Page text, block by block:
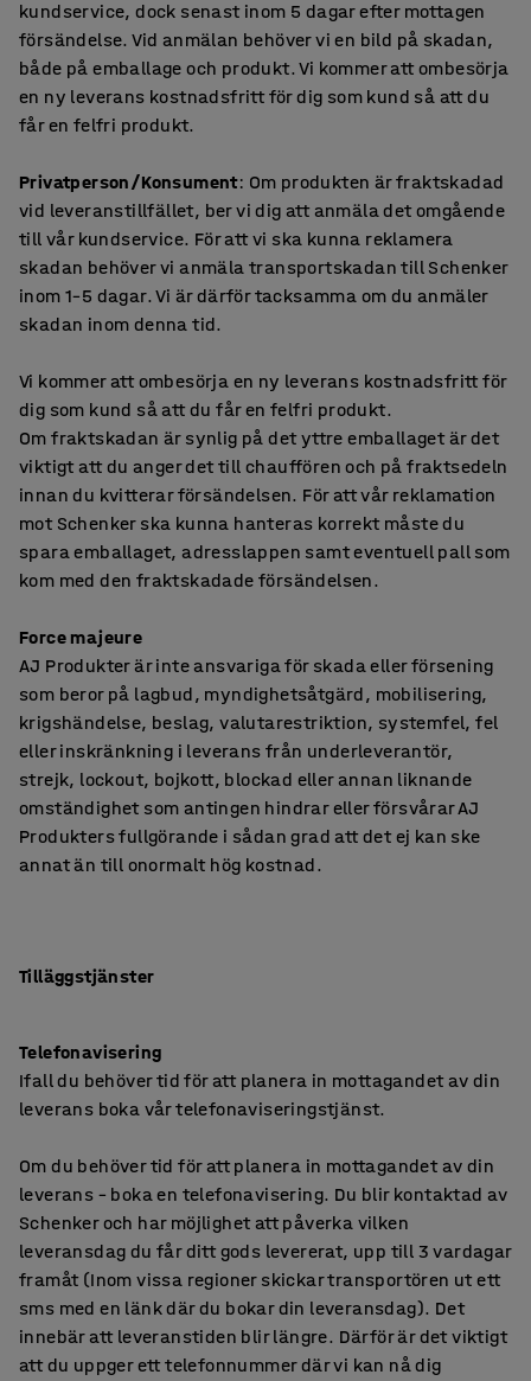
kundservice, dock senast inom 5 dagar efter mottagen
försändelse. Vid anmälan behöver vi en bild på skadan,
både på emballage och produkt. Vi kommer att ombesörja
en ny leverans kostnadsfritt för dig som kund så att du
får en felfri produkt.
Privatperson/Konsument: Om produkten är fraktskadad
vid leveranstillfället, ber vi dig att anmäla det omgående
till vår kundservice. För att vi ska kunna reklamera
skadan behöver vi anmäla transportskadan till Schenker
inom 1–5 dagar. Vi är därför tacksamma om du anmäler
skadan inom denna tid.
Vi kommer att ombesörja en ny leverans kostnadsfritt för
dig som kund så att du får en felfri produkt.
Om fraktskadan är synlig på det yttre emballaget är det
viktigt att du anger det till chauffören och på fraktsedeln
innan du kvitterar försändelsen. För att vår reklamation
mot Schenker ska kunna hanteras korrekt måste du
spara emballaget, adresslappen samt eventuell pall som
kom med den fraktskadade försändelsen.
Force majeure
AJ Produkter är inte ansvariga för skada eller försening
som beror på lagbud, myndighetsåtgärd, mobilisering,
krigshändelse, beslag, valutarestriktion, systemfel, fel
eller inskränkning i leverans från underleverantör,
strejk, lockout, bojkott, blockad eller annan liknande
omständighet som antingen hindrar eller försvårar AJ
Produkters fullgörande i sådan grad att det ej kan ske
annat än till onormalt hög kostnad.
Tilläggstjänster
Telefonavisering
Ifall du behöver tid för att planera in mottagandet av din
leverans boka vår telefonaviseringstjänst.
Om du behöver tid för att planera in mottagandet av din
leverans – boka en telefonavisering. Du blir kontaktad av
Schenker och har möjlighet att påverka vilken
leveransdag du får ditt gods levererat, upp till 3 vardagar
framåt (Inom vissa regioner skickar transportören ut ett
sms med en länk där du bokar din leveransdag). Det
innebär att leveranstiden blir längre. Därför är det viktigt
att du uppger ett telefonnummer där vi kan nå dig